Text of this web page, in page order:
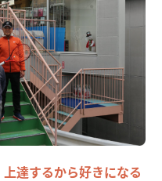
相談
思い出
き会員募集
達するから好きになる